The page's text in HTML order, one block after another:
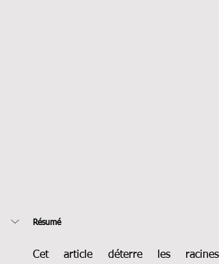
Résumé
Cet article déterre les racines